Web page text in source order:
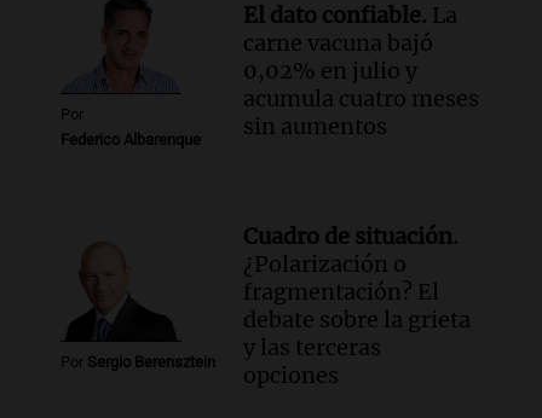
Por
Federico Albarenque
El dato confiable. La
carne vacuna bajó
0,02% en julio y
acumula cuatro meses
sin aumentos
Por Sergio Berensztein
Cuadro de situación.
¿Polarización o
fragmentación? El
debate sobre la grieta
y las terceras
opciones